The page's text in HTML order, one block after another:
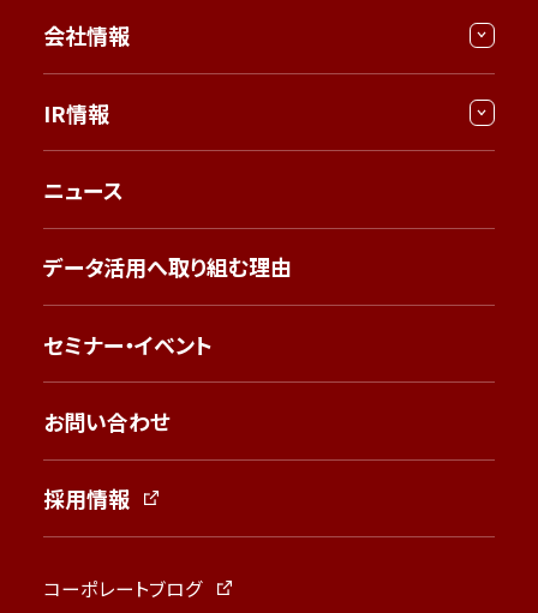
会社情報
IR情報
ニュース
データ活用へ取り組む理由
セミナー・イベント
お問い合わせ
採用情報
コーポレートブログ